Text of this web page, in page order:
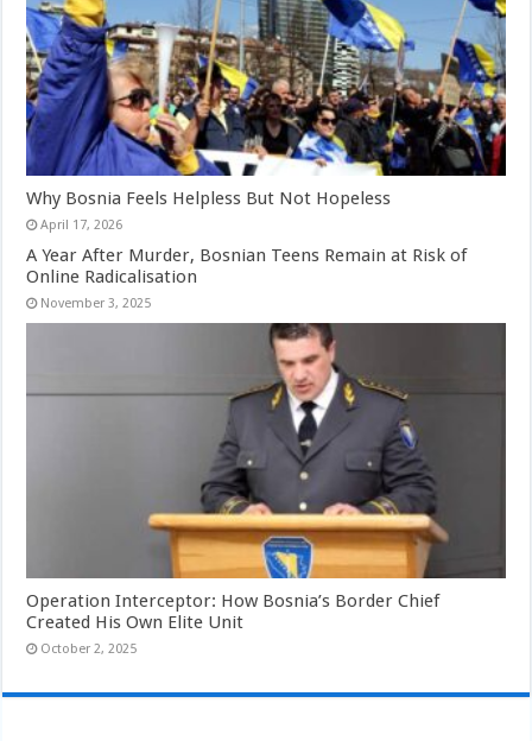
Why Bosnia Feels Helpless But Not Hopeless
April 17, 2026
A Year After Murder, Bosnian Teens Remain at Risk of
Online Radicalisation
November 3, 2025
Operation Interceptor: How Bosnia’s Border Chief
Created His Own Elite Unit
October 2, 2025